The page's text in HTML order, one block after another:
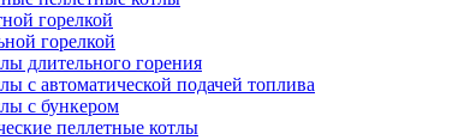
горелкой
горелкой
длительного горения
с автоматической подачей топлива
с бункером
пеллетные котлы